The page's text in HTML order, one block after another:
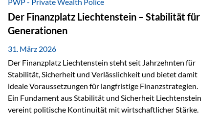
heißt das:Diese Gelder gehören im Konkursfall nicht zur
allgemeinen Konkursmasse, sondern werden ausschließlich
zur Erfüllung…
Der Finanzplatz Liechtenstein – Stabilität für
Generationen
31. März 2026
Der Finanzplatz Liechtenstein steht seit Jahrzehnten für
Stabilität, Sicherheit und Verlässlichkeit und bietet damit
ideale Voraussetzungen für langfristige Finanzstrategien.
Ein Fundament aus Stabilität und Sicherheit Liechtenstein
vereint politische Kontinuität mit wirtschaftlicher Stärke.